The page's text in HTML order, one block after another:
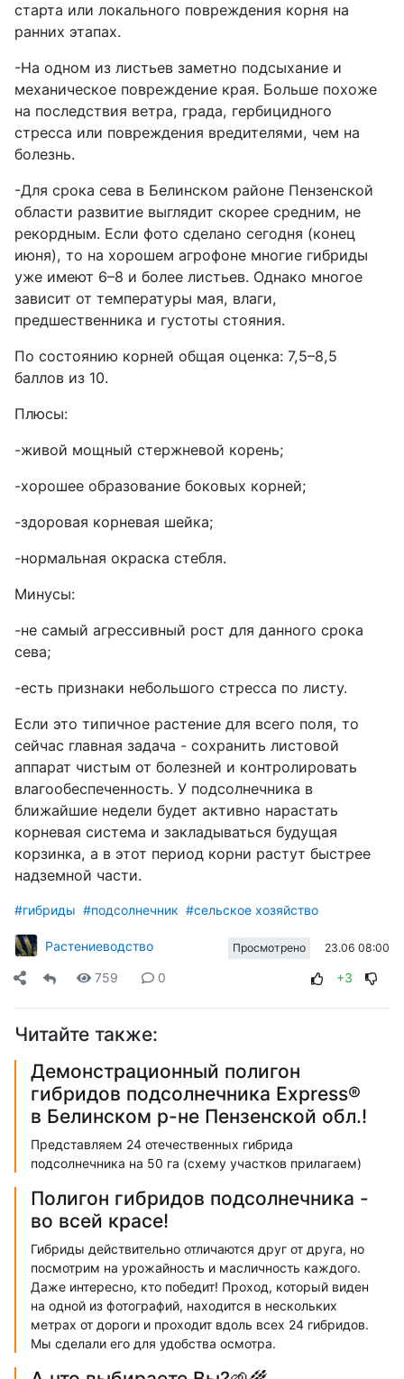
старта или локального повреждения корня на
ранних этапах.
-На одном из листьев заметно подсыхание и
механическое повреждение края. Больше похоже
на последствия ветра, града, гербицидного
стресса или повреждения вредителями, чем на
болезнь.
-Для срока сева в Белинском районе Пензенской
области развитие выглядит скорее средним, не
рекордным. Если фото сделано сегодня (конец
июня), то на хорошем агрофоне многие гибриды
уже имеют 6–8 и более листьев. Однако многое
зависит от температуры мая, влаги,
предшественника и густоты стояния.
По состоянию корней общая оценка: 7,5–8,5
баллов из 10.
Плюсы:
-живой мощный стержневой корень;
-хорошее образование боковых корней;
-здоровая корневая шейка;
-нормальная окраска стебля.
Минусы:
-не самый агрессивный рост для данного срока
сева;
-есть признаки небольшого стресса по листу.
Если это типичное растение для всего поля, то
сейчас главная задача - сохранить листовой
аппарат чистым от болезней и контролировать
влагообеспеченность. У подсолнечника в
ближайшие недели будет активно нарастать
корневая система и закладываться будущая
корзинка, а в этот период корни растут быстрее
надземной части.
#гибриды #подсолнечник #сельское хозяйство
Растениеводство Просмотрено 23.06 08:00
759 0 +3
Читайте также:
Демонстрационный полигон
гибридов подсолнечника Express®
в Белинском р-не Пензенской обл.!
Представляем 24 отечественных гибрида
подсолнечника на 50 га (схему участков прилагаем)
Полигон гибридов подсолнечника -
во всей красе!
Гибриды действительно отличаются друг от друга, но
посмотрим на урожайность и масличность каждого.
Даже интересно, кто победит! Проход, который виден
на одной из фотографий, находится в нескольких
метрах от дороги и проходит вдоль всех 24 гибридов.
Мы сделали его для удобства осмотра.